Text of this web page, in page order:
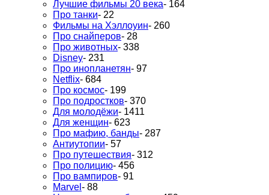
Лучшие фильмы 20 века- 164
Про танки- 22
Фильмы на Хэллоуин- 260
Про снайперов- 28
Про животных- 338
Disney- 231
Про инопланетян- 97
Netflix- 684
Про космос- 199
Про подростков- 370
Для молодёжи- 1411
Для женщин- 623
Про мафию, банды- 287
Антиутопии- 57
Про путешествия- 312
Про полицию- 456
Про вампиров- 91
Marvel - 88